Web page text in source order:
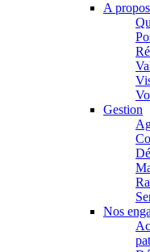
A propos
Gestion
Nos